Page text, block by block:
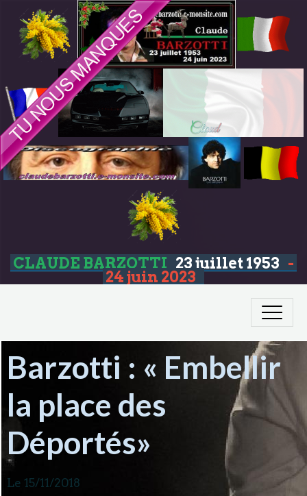
CLAUDE BARZOTTI 23 juillet 1953 -
24 juin 2023
Barzotti : « Embellir
la place des
Déportés»
Le 15/11/2018